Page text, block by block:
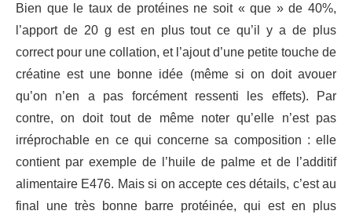
Bien que le taux de protéines ne soit « que » de 40%,
l’apport de 20 g est en plus tout ce qu’il y a de plus
correct pour une collation, et l’ajout d’une petite touche de
créatine est une bonne idée (même si on doit avouer
qu’on n’en a pas forcément ressenti les effets). Par
contre, on doit tout de même noter qu’elle n’est pas
irréprochable en ce qui concerne sa composition : elle
contient par exemple de l’huile de palme et de l’additif
alimentaire E476. Mais si on accepte ces détails, c’est au
final une très bonne barre protéinée, qui est en plus